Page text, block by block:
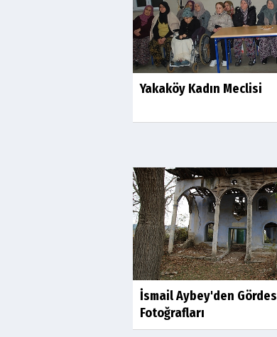
Yakaköy Kadın Meclisi
İsmail Aybey'den Gördes
Fotoğrafları